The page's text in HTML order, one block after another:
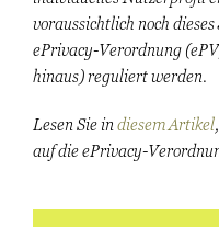
voraussichtlich noch
ePrivacy-Verordnung
hinaus) reguliert werden.
Lesen Sie indiesem Artikel
auf die ePrivacy-